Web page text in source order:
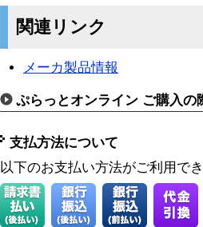
関連リンク
メーカ製品情報
ぷらっとオンライン ご購入の
支払方法について
以下のお支払い方法がご利用で